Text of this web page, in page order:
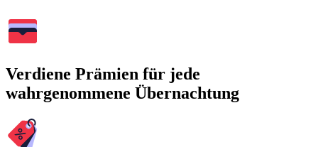
Verdiene Prämien für jede
wahrgenommene Übernachtung